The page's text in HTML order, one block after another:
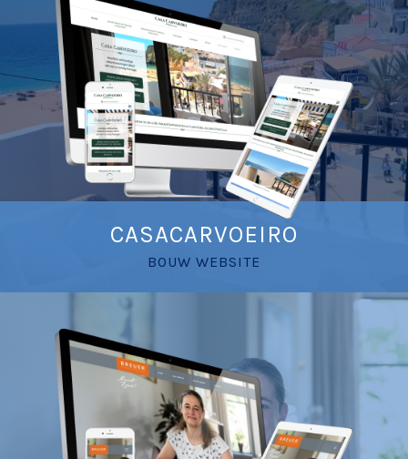
CASACARVOEIRO
BOUW WEBSITE